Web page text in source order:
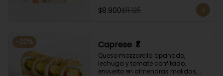
$8.900$11.125
-20% Caprese 🥬
Queso mozzarella apanado,
lechuga y tomate confitado,
envuelto en almendras molidas,